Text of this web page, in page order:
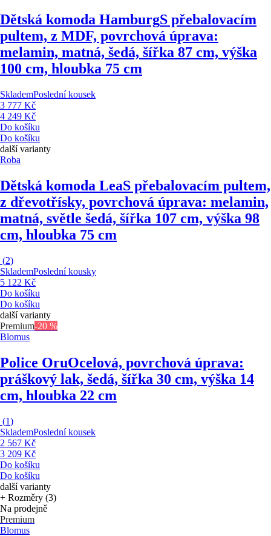
Dětská komoda HamburgS přebalovacím
pultem, z MDF, povrchová úprava:
melamin, matná, šedá, šířka 87 cm, výška
100 cm, hloubka 75 cm
SklademPoslední kousek
3 777 Kč
4 249 Kč
Do košíku
Do košíku
další varianty
Roba
Dětská komoda LeaS přebalovacím pultem,
z dřevotřísky, povrchová úprava: melamin,
matná, světle šedá, šířka 107 cm, výška 98
cm, hloubka 75 cm
(2)
SklademPoslední kousky
5 122 Kč
Do košíku
Do košíku
další varianty
Premium-20 %
Blomus
Police OruOcelová, povrchová úprava:
práškový lak, šedá, šířka 30 cm, výška 14
cm, hloubka 22 cm
(1)
SklademPoslední kousek
2 567 Kč
3 209 Kč
Do košíku
Do košíku
další varianty
+ Rozměry (3)
Na prodejně
Premium
Blomus